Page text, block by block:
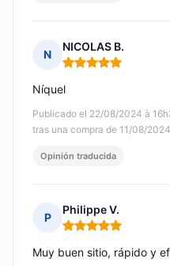
N
NICOLAS B.
Nota: 5 de 5
Publicado el 22/08/2024 à
tras una compra de 11/08/2024
Níquel
Opinión traducida
P
Philippe V.
Nota: 5 de 5
Muy buen sitio, rápido y